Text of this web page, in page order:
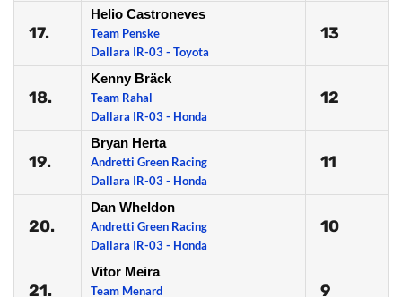
17.
Helio Castroneves
Team Penske
Dallara IR-03 - Toyota
13
18.
Kenny Bräck
Team Rahal
Dallara IR-03 - Honda
12
19.
Bryan Herta
Andretti Green Racing
Dallara IR-03 - Honda
11
20.
Dan Wheldon
Andretti Green Racing
Dallara IR-03 - Honda
10
21.
Vitor Meira
Team Menard
9